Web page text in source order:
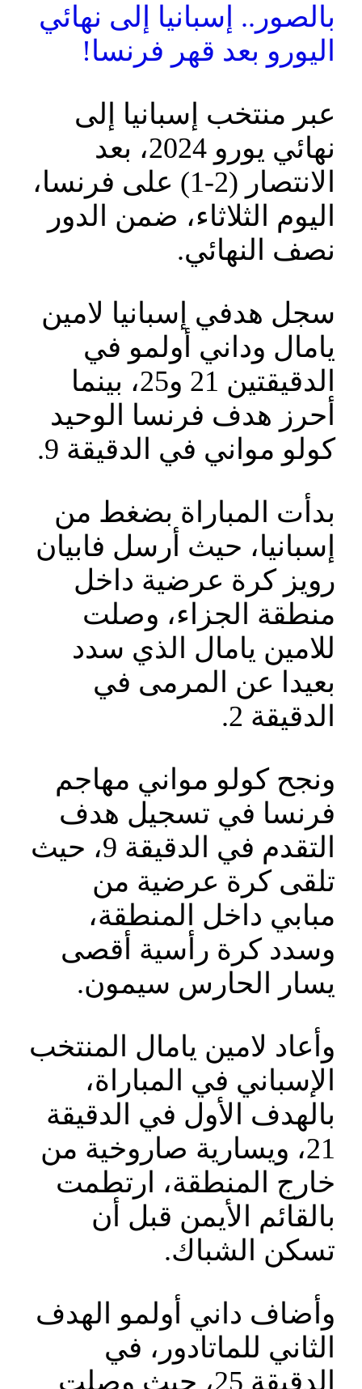
بالصور.. إسبانيا إلى نهائي
اليورو بعد قهر فرنسا!
عبر منتخب إسبانيا إلى
نهائي يورو 2024، بعد
الانتصار (2-1) على فرنسا،
اليوم الثلاثاء، ضمن الدور
نصف النهائي.
سجل هدفي إسبانيا لامين
يامال وداني أولمو في
الدقيقتين 21 و25، بينما
أحرز هدف فرنسا الوحيد
كولو مواني في الدقيقة 9.
بدأت المباراة بضغط من
إسبانيا، حيث أرسل فابيان
رويز كرة عرضية داخل
منطقة الجزاء، وصلت
للامين يامال الذي سدد
بعيدا عن المرمى في
الدقيقة 2.
ونجح كولو مواني مهاجم
فرنسا في تسجيل هدف
التقدم في الدقيقة 9، حيث
تلقى كرة عرضية من
مبابي داخل المنطقة،
وسدد كرة رأسية أقصى
يسار الحارس سيمون.
وأعاد لامين يامال المنتخب
الإسباني في المباراة،
بالهدف الأول في الدقيقة
21، ويسارية صاروخية من
خارج المنطقة، ارتطمت
بالقائم الأيمن قبل أن
تسكن الشباك.
وأضاف داني أولمو الهدف
الثاني للماتادور، في
الدقيقة 25، حيث وصلت